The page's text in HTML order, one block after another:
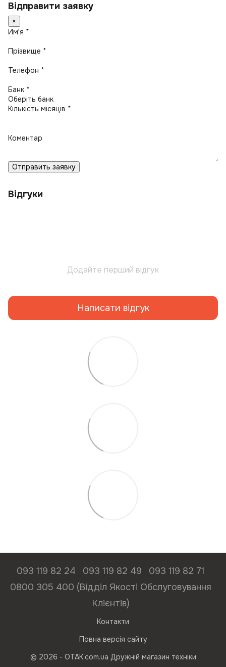
Відправити заявку
×
Имʼя *
Прізвище *
Телефон *
Банк *
Кількість місяців *
Коментар
Отправить заявку
Відгуки
Додайте перший відгук
Написати відгук
093 119 82 24 093 119 82 49
093 119 82 71
0800 305 400 (Відділ Якості Обслуговування
Клієнтів)
Контакти
Повна версія сайту
© 2026 - ОТАК.com.ua Дружній магазин техніки